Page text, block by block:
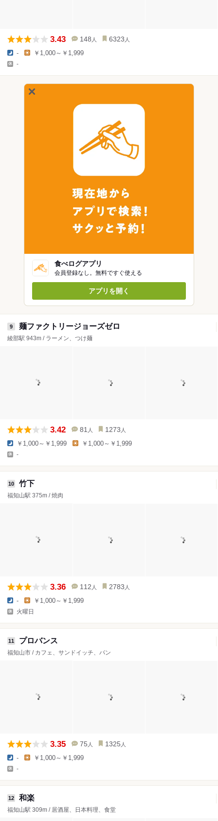
3.43 148 人 6323 人
- ￥1,000～￥1,999
-
食べログアプリ
会員登録なし。無料ですぐ使える
アプリを開く
9 麺ファクトリージョーズゼロ
綾部駅 943m / ラーメン、つけ麺
3.42 81 人 1273 人
￥1,000～￥1,999 ￥1,000～￥1,999
-
10 竹下
福知山駅 375m / 焼肉
3.36 112 人 2783 人
- ￥1,000～￥1,999
火曜日
11 プロバンス
福知山市 / カフェ、サンドイッチ、パン
3.35 75 人 1325 人
- ￥1,000～￥1,999
-
12 和楽
福知山駅 309m / 居酒屋、日本料理、食堂